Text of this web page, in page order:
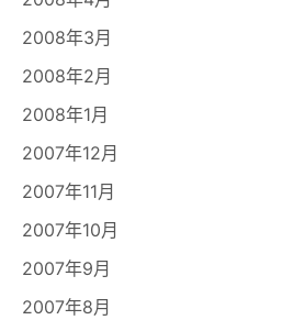
2008年3月
2008年2月
2008年1月
2007年12月
2007年11月
2007年10月
2007年9月
2007年8月